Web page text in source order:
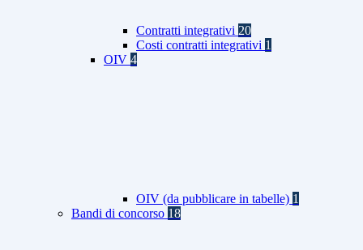
Contratti integrativi 20
Costi contratti integrativi 1
OIV 4
OIV (da pubblicare in tabelle) 1
Bandi di concorso 18